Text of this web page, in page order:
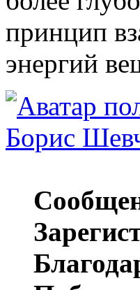
принцип
энергий
Борис